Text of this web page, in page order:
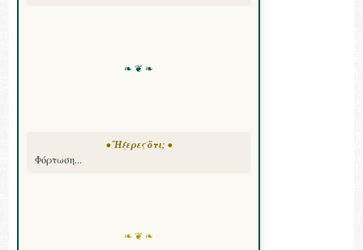
❧ ❦ ❧
• Ἤξερες ὅτι; •
Φόρτωση...
❧ ❦ ❧